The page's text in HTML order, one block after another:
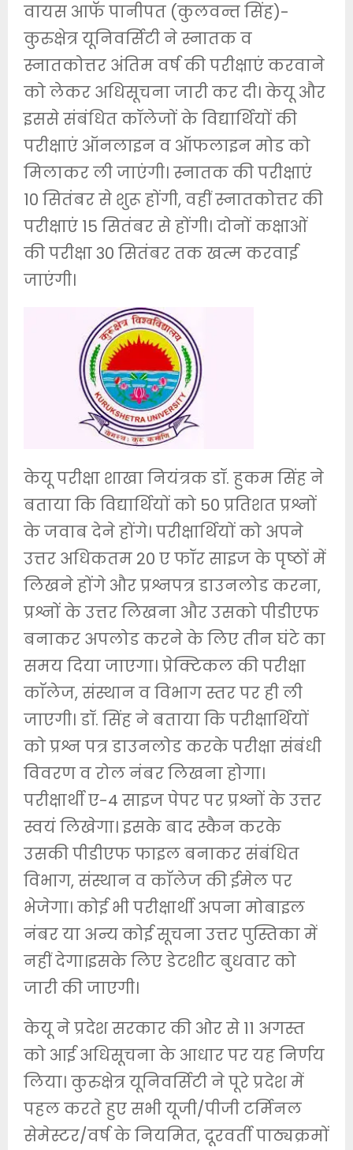
वायस आफॅ पानीपत (कुलवन्त सिंह)-
कुरुक्षेत्र यूनिवर्सिटी ने स्नातक व
स्नातकोत्तर अंतिम वर्ष की परीक्षाएं करवाने
को लेकर अधिसूचना जारी कर दी। केयू और
इससे संबंधित कॉलेजों के विद्यार्थियों की
परीक्षाएं ऑनलाइन व ऑफलाइन मोड को
मिलाकर ली जाएंगी। स्नातक की परीक्षाएं
10 सितंबर से शुरू होंगी, वहीं स्नातकोत्तर की
परीक्षाएं 15 सितंबर से होंगी। दोनों कक्षाओं
की परीक्षा 30 सितंबर तक खत्म करवाई
जाएंगी।
केयू परीक्षा शाखा नियंत्रक डॉ. हुकम सिंह ने
बताया कि विद्यार्थियों को 50 प्रतिशत प्रश्नों
के जवाब देने होंगे। परीक्षार्थियों को अपने
उत्तर अधिकतम 20 ए फॉर साइज के पृष्ठों में
लिखने होंगे और प्रश्नपत्र डाउनलोड करना,
प्रश्नों के उत्तर लिखना और उसको पीडीएफ
बनाकर अपलोड करने के लिए तीन घंटे का
समय दिया जाएगा। प्रेक्टिकल की परीक्षा
काॅलेज, संस्थान व विभाग स्तर पर ही ली
जाएगी। डॉ. सिंह ने बताया कि परीक्षार्थियों
को प्रश्न पत्र डाउनलोड करके परीक्षा संबंधी
विवरण व रोल नंबर लिखना होगा।
परीक्षार्थी ए-4 साइज पेपर पर प्रश्नों के उत्तर
स्वयं लिखेगा। इसके बाद स्कैन करके
उसकी पीडीएफ फाइल बनाकर संबंधित
विभाग, संस्थान व काॅलेज की ईमेल पर
भेजेगा। कोई भी परीक्षार्थी अपना मोबाइल
नंबर या अन्य कोई सूचना उत्तर पुस्तिका में
नहीं देगा।इसके लिए डेटशीट बुधवार को
जारी की जाएगी।
केयू ने प्रदेश सरकार की ओर से 11 अगस्त
को आई अधिसूचना के आधार पर यह निर्णय
लिया। कुरुक्षेत्र यूनिवर्सिटी ने पूरे प्रदेश में
पहल करते हुए सभी यूजी/पीजी टर्मिनल
सेमेस्टर/वर्ष के नियमित, दूरवर्ती पाठ्यक्रमों